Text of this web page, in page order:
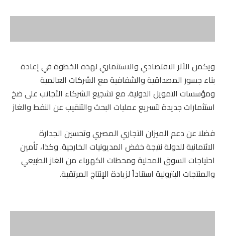
ويكمن الأثر الاقتصادي والاستثماري لهذه الخطوة في إعادة
بناء جسور المصداقية والشفافية مع الشركات العالمية
ومؤسسات التمويل الدولية. مع تشجيع الشركاء الأجانب على ضخ
استثمارات جديدة لتسريع عمليات البحث والتنقيب عن النفط والغاز
فضلا عن دعم الميزان التجاري المصري وتحسين الجدارة
الائتمانية للدولة نتيجة خفض المديونيات الخارجية. وكذا، تأمين
احتياجات السوق المحلية ومحطات الكهرباء من الغاز الطبيعي
والمنتجات البترولية استناداً لزيادة الإنتاج المرتقبة.